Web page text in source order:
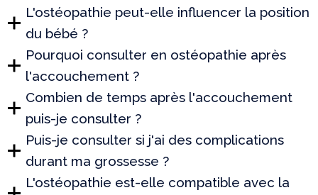
L'ostéopathie peut-elle influencer la position
du bébé ?
Pourquoi consulter en ostéopathie après
l'accouchement ?
Combien de temps après l'accouchement
puis-je consulter ?
Puis-je consulter si j'ai des complications
durant ma grossesse ?
L'ostéopathie est-elle compatible avec la